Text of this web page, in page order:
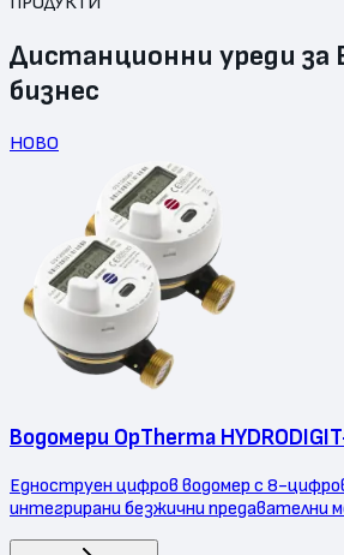
Дистанционни уреди за
бизнес
НОВО
Водомери OpTherma
Едноструен цифров водомер с 8-
интегрирани безжични предавателни